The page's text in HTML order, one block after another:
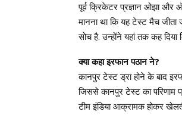
पूर्व क्रिकेटर प्रज्ञान ओझा और
मानना ​​था कि यह टेस्ट मैच जीता
सोच है. उन्होंने यहां तक ​​कह दिया
क्या कहा इरफान पठान ने?
कानपुर टेस्ट ड्रा होने के बाद
जिससे कानपुर टेस्ट का परिणाम
टीम इंडिया आक्रामक होकर